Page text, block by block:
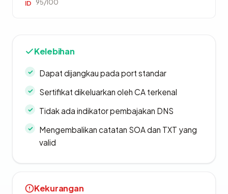
ID 95/100
Kelebihan
Dapat dijangkau pada port standar
Sertifikat dikeluarkan oleh CA terkenal
Tidak ada indikator pembajakan DNS
Mengembalikan catatan SOA dan TXT yang
valid
Kekurangan